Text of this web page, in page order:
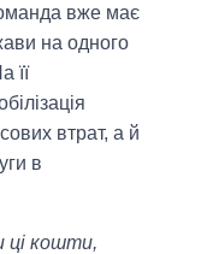
вже має
на одного
її
втрат, а й
в
ці кошти,